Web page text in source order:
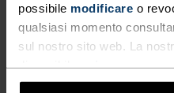
possibile modificare o
qualsiasi momento
sul nostro sito web. La
%
Giacca Da Running
Zeroweight Print